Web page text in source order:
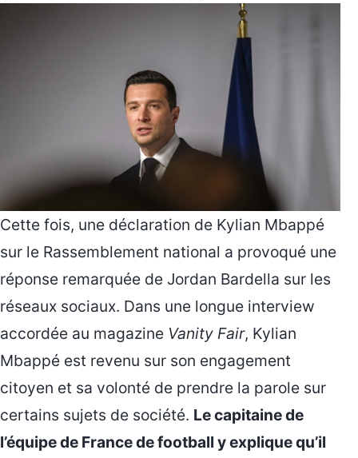
Cette fois, une déclaration de Kylian Mbappé
sur le Rassemblement national a provoqué une
réponse remarquée de Jordan Bardella sur les
réseaux sociaux. Dans une longue interview
accordée au magazine Vanity Fair, Kylian
Mbappé est revenu sur son engagement
citoyen et sa volonté de prendre la parole sur
certains sujets de société. Le capitaine de
l’équipe de France de football y explique qu’il